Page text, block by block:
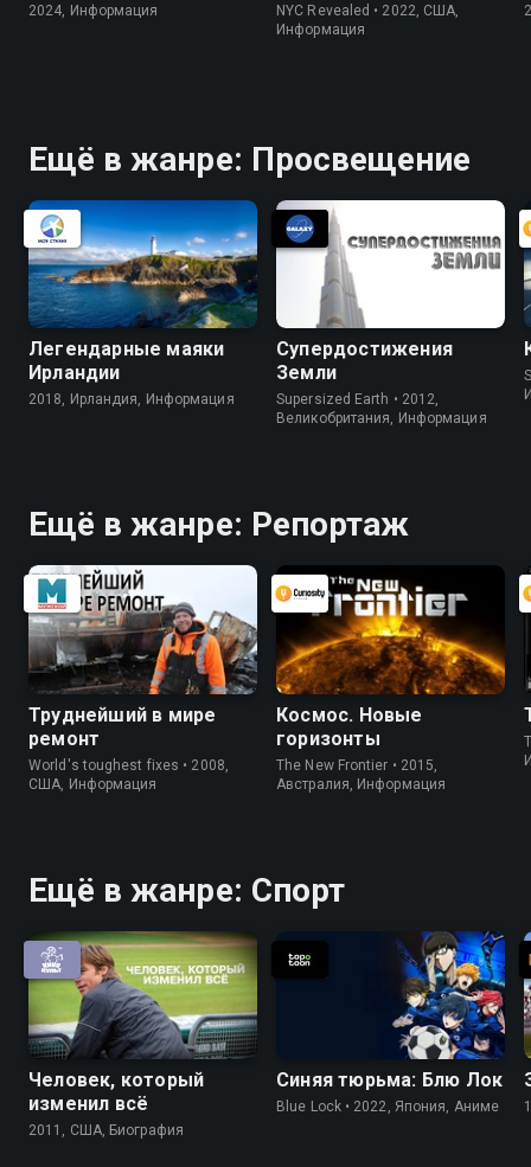
2024, Информация
NYC Revealed • 2022, США,
Информация
Ещё в жанре: Просвещение
Легендарные маяки
Ирландии
2018, Ирландия, Информация
Супердостижения
Земли
Supersized Earth • 2012,
Великобритания, Информация
Ещё в жанре: Репортаж
Труднейший в мире
ремонт
World's toughest fixes • 2008,
США, Информация
Космос. Новые
горизонты
The New Frontier • 2015,
Австралия, Информация
Ещё в жанре: Спорт
Человек, который
изменил всё
2011, США, Биография
Синяя тюрьма: Блю Лок
Blue Lock • 2022, Япония, Аниме